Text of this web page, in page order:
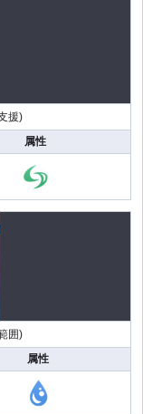
援)
属性
囲)
属性